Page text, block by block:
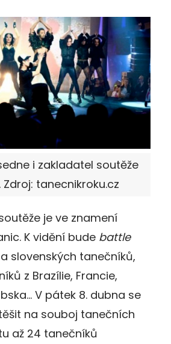
i zakladatel soutěže
Zdroj: tanecnikroku.cz
je ve znamení
K vidění bude battle
slovenských tanečníků,
z Brazílie, Francie,
V pátek 8. dubna se
na souboj tanečních
až 24 tanečníků